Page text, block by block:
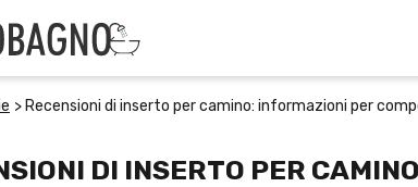
> Recensioni di inserto per camino: informazioni per
DI INSERTO PER